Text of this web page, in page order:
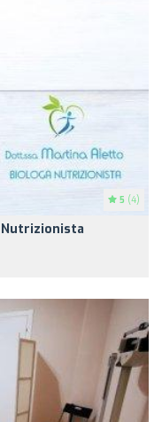
5 (4)